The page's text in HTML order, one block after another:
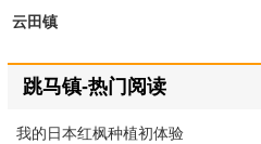
云田镇
跳马镇-热门阅读
我的日本红枫种植初体验